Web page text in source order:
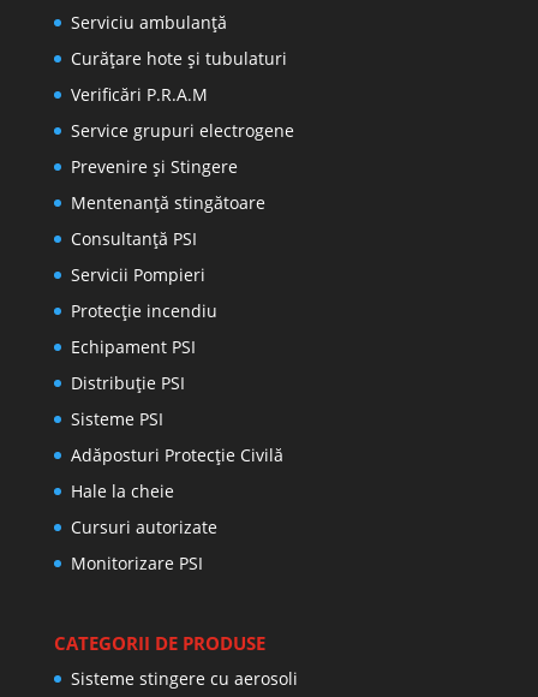
Serviciu ambulanță
Curățare hote și tubulaturi
Verificări P.R.A.M
Service grupuri electrogene
Prevenire şi Stingere
Mentenanţă stingătoare
Consultanţă PSI
Servicii Pompieri
Protecţie incendiu
Echipament PSI
Distribuţie PSI
Sisteme PSI
Adăposturi Protecție Civilă
Hale la cheie
Cursuri autorizate
Monitorizare PSI
CATEGORII DE PRODUSE
Sisteme stingere cu aerosoli